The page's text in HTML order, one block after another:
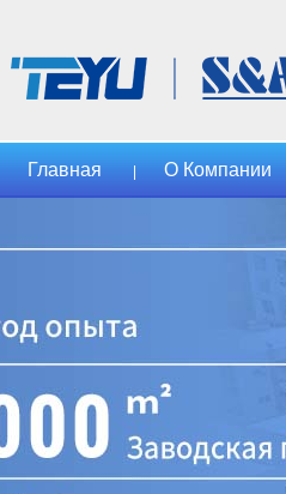
Главная О Компании